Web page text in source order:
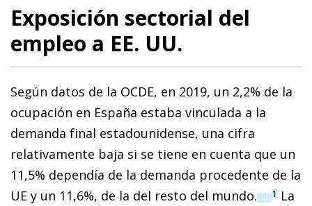
Exposición sectorial del
empleo a EE. UU.
Según datos de la OCDE, en 2019, un 2,2% de la
ocupación en España estaba vinculada a la
demanda final estadounidense, una cifra
relativamente baja si se tiene en cuenta que un
11,5% dependía de la demanda procedente de la
UE y un 11,6%, de la del resto del mundo.(opens
1 La